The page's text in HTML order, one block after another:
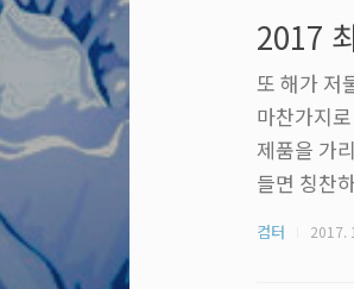
도 여자
매력이 있
2017
또 해가 저
마찬가지
제품을 가
들면 칭찬
서비스만
컴터 2017.